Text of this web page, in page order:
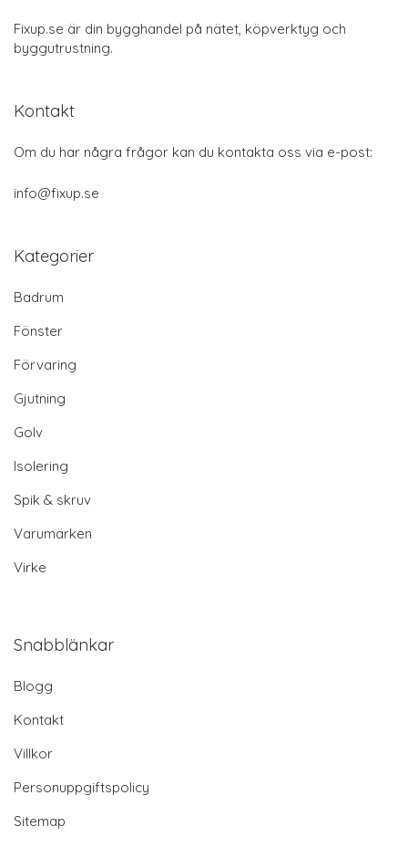
Fixup.se är din bygghandel på nätet, köpverktyg och
byggutrustning.
Kontakt
Om du har några frågor kan du kontakta oss via e-post:
info@fixup.se
Kategorier
Badrum
Fönster
Förvaring
Gjutning
Golv
Isolering
Spik & skruv
Varumärken
Virke
Snabblänkar
Blogg
Kontakt
Villkor
Personuppgiftspolicy
Sitemap